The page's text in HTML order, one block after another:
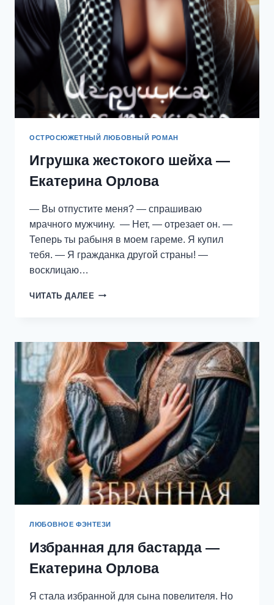
ОСТРОСЮЖЕТНЫЙ ЛЮБОВНЫЙ РОМАН
Игрушка жестокого шейха —
Екатерина Орлова
— Вы отпустите меня? — спрашиваю
мрачного мужчину. — Нет, — отрезает он. —
Теперь ты рабыня в моем гареме. Я купил
тебя. — Я гражданка другой страны! —
восклицаю…
ЧИТАТЬ ДАЛЕЕ ИГРУШКА
ЕКАТЕРИНА
ОРЛОВА
ЛЮБОВНОЕ ФЭНТЕЗИ
Избранная для бастарда —
Екатерина Орлова
Я стала избранной для сына повелителя. Но